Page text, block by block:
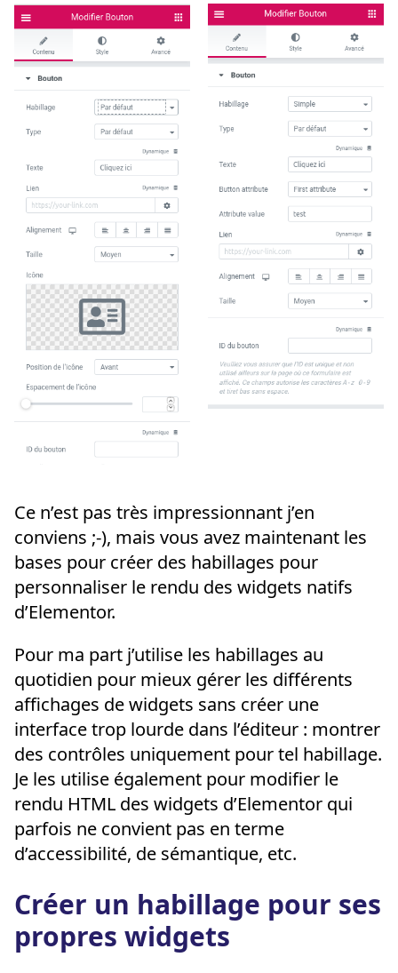
Ce n’est pas très impressionnant j’en
conviens ;-), mais vous avez maintenant les
bases pour créer des habillages pour
personnaliser le rendu des widgets natifs
d’Elementor.
Pour ma part j’utilise les habillages au
quotidien pour mieux gérer les différents
affichages de widgets sans créer une
interface trop lourde dans l’éditeur : montrer
des contrôles uniquement pour tel habillage.
Je les utilise également pour modifier le
rendu HTML des widgets d’Elementor qui
parfois ne convient pas en terme
d’accessibilité, de sémantique, etc.
Créer un habillage pour ses
propres widgets